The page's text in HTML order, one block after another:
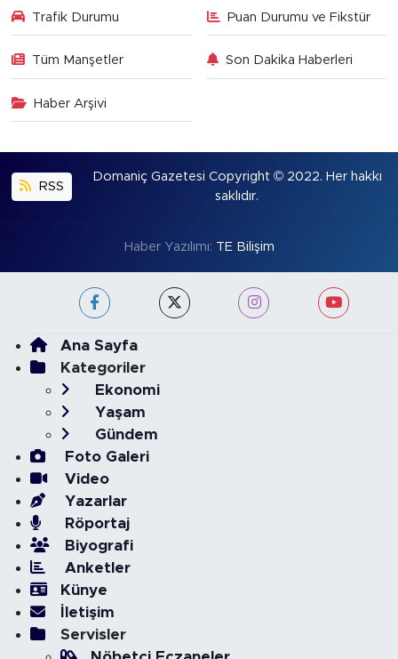
Trafik Durumu Puan Durumu ve Fikstür
Tüm Manşetler Son Dakika Haberleri
Haber Arşivi
RSS
Domaniç Gazetesi Copyright © 2022. Her hakkı
saklıdır.
Haber Yazılımı: TE Bilişim
Ana Sayfa
Kategoriler
Ekonomi
Yaşam
Gündem
Foto Galeri
Video
Yazarlar
Röportaj
Biyografi
Anketler
Künye
İletişim
Servisler